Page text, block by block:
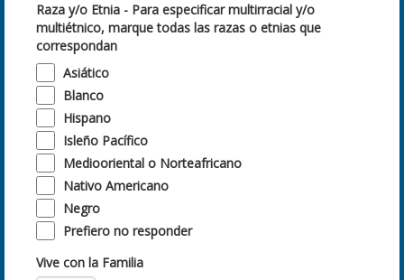
Raza y/o Etnia - Para especificar multirracial y/o
multiétnico, marque todas las razas o etnias que
correspondan
Asiático
Blanco
Hispano
Isleño Pacífico
Mediooriental o Norteafricano
Nativo Americano
Negro
Prefiero no responder
Vive con la Familia